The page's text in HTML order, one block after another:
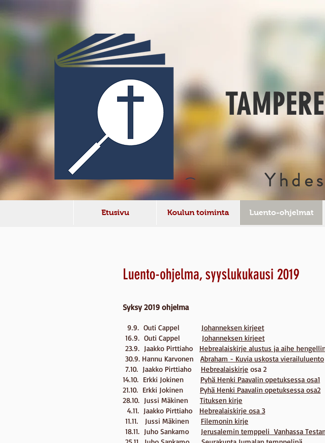
Etusivu Koulun toiminta Luento-ohjelmat
Luento-ohjelma, syyslukukausi 2019
Syksy 2019 ohjelma
9.9. Outi Cappel Johanneksen kirjeet
16.9. Outi Cappel Johanneksen kirjeet
23.9. Jaakko Pirttiaho Hebrealaiskirje alustus ja aihe
30.9. Hannu Karvonen Abraham - Kuvia uskosta vierailuluento
7.10. Jaakko Pirttiaho Hebrealaiskirje osa 2
14.10. Erkki Jokinen Pyhä Henki Paavalin opetuksessa osa1
21.10. Erkki Jokinen Pyhä Henki Paavalin opetuksessa osa2
28.10. Jussi Mäkinen Tituksen kirje
4.11. Jaakko Pirttiaho Hebrealaiskirje osa 3
11.11. Jussi Mäkinen Filemonin kirje
18.11. Juho Sankamo Jerusalemin temppeli Vanhassa